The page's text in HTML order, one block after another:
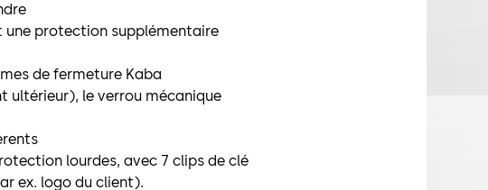
une protection supplémentaire
de fermeture Kaba
ultérieur), le verrou mécanique
lourdes, avec 7 clips de clé
ex. logo du client).